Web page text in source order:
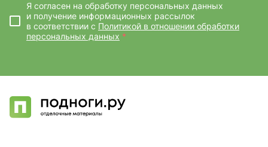
Я согласен на обработку персональных данных
и получение информационных рассылок
в соответствии с Политикой в отношении обработки
персональных данных *